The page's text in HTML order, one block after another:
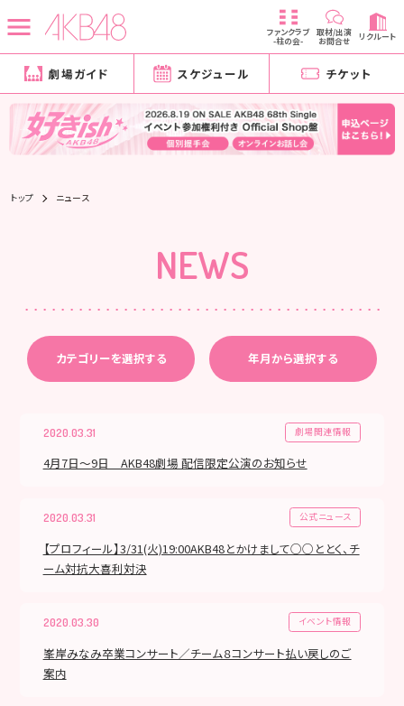
ファンクラブ
-柱の会-
取材/出演
お問合せ リクルート
劇場ガイド スケジュール チケット
トップ ニュース
NEWS
カテゴリーを選択する 年月から選択する
2020.03.31 劇場関連情報
4月7日～9日 AKB48劇場 配信限定公演のお知らせ
2020.03.31 公式ニュース
【プロフィール】3/31(火)19:00AKB48とかけまして○○ととく、チ
ーム対抗大喜利対決
2020.03.30 イベント情報
峯岸みなみ卒業コンサート／チーム８コンサート払い戻しのご
案内